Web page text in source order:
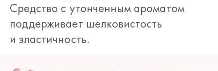
Средство с утонченным ароматом
поддерживает шелковистость
и эластичность.